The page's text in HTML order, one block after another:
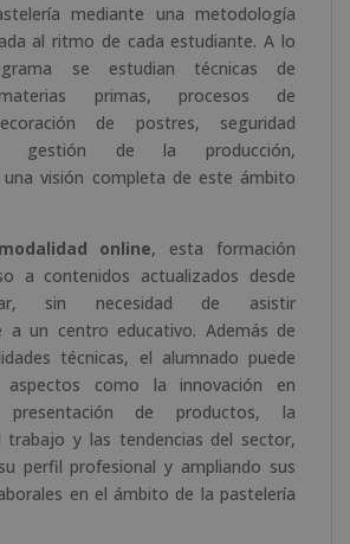
mediante una metodología
al ritmo de cada estudiante. A lo
se estudian técnicas de
primas, procesos de
de postres, seguridad
gestión de la producción,
una visión completa de este ámbito
modalidad online, esta formación
a contenidos actualizados desde
sin necesidad de asistir
a un centro educativo. Además de
técnicas, el alumnado puede
aspectos como la innovación en
de productos, la
trabajo y las tendencias del sector,
perfil profesional y ampliando sus
en el ámbito de la pastelería